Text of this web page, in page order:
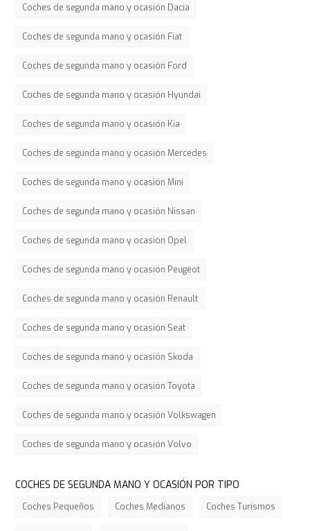
Coches de segunda mano y ocasión Dacia
Coches de segunda mano y ocasión Fiat
Coches de segunda mano y ocasión Ford
Coches de segunda mano y ocasión Hyundai
Coches de segunda mano y ocasión Kia
Coches de segunda mano y ocasión Mercedes
Coches de segunda mano y ocasión Mini
Coches de segunda mano y ocasión Nissan
Coches de segunda mano y ocasión Opel
Coches de segunda mano y ocasión Peugeot
Coches de segunda mano y ocasión Renault
Coches de segunda mano y ocasión Seat
Coches de segunda mano y ocasión Skoda
Coches de segunda mano y ocasión Toyota
Coches de segunda mano y ocasión Volkswagen
Coches de segunda mano y ocasión Volvo
COCHES DE SEGUNDA MANO Y OCASIÓN POR TIPO
Coches Pequeños Coches Medianos Coches Turismos